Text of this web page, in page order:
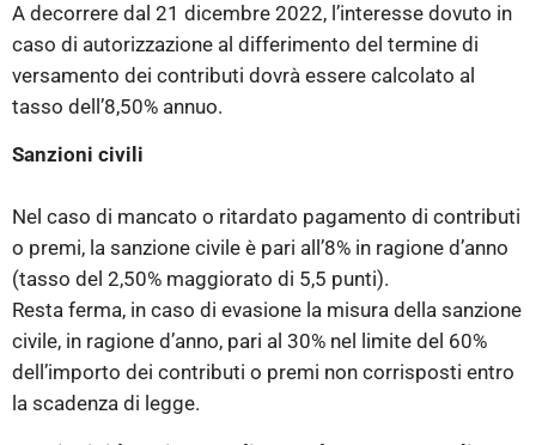
A decorrere dal 21 dicembre 2022, l’interesse dovuto in
caso di autorizzazione al differimento del termine di
versamento dei contributi dovrà essere calcolato al
tasso dell’8,50% annuo.
Sanzioni civili
Nel caso di mancato o ritardato pagamento di contributi
o premi, la sanzione civile è pari all’8% in ragione d’anno
(tasso del 2,50% maggiorato di 5,5 punti).
Resta ferma, in caso di evasione la misura della sanzione
civile, in ragione d’anno, pari al 30% nel limite del 60%
dell’importo dei contributi o premi non corrisposti entro
la scadenza di legge.